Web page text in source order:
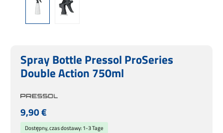
Spray Bottle Pressol ProSeries
Double Action 750ml
Cena regularna:
9,90 €
Dostępny, czas dostawy: 1-3 Tage